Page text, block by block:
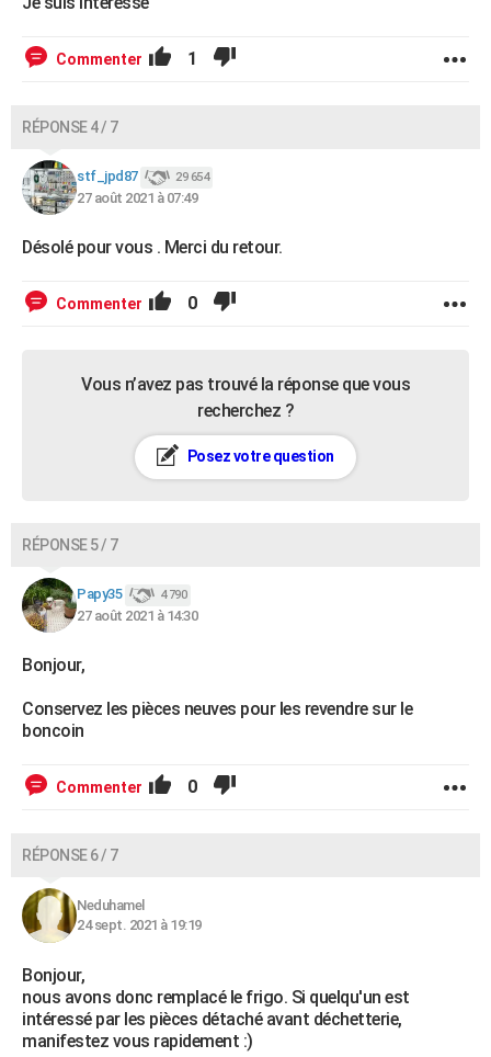
Commenter 1
RÉPONSE 4 / 7
stf_jpd87 29 654
27 août 2021 à 07:49
Désolé pour vous . Merci du retour.
Commenter 0
Vous n’avez pas trouvé la réponse que vous
recherchez ?
Posez votre question
RÉPONSE 5 / 7
Papy35 4 790
27 août 2021 à 14:30
Bonjour,
Conservez les pièces neuves pour les revendre sur le
boncoin
Commenter 0
RÉPONSE 6 / 7
Neduhamel
24 sept. 2021 à 19:19
Bonjour,
nous avons donc remplacé le frigo. Si quelqu'un est
intéressé par les pièces détaché avant déchetterie,
manifestez vous rapidement :)